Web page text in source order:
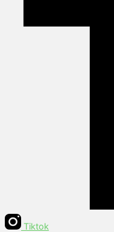
Tiktok